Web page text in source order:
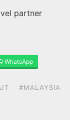
partner
WhatsApp
#MALAYSIA